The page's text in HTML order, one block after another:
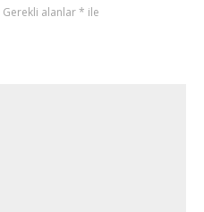
Gerekli alanlar* ile